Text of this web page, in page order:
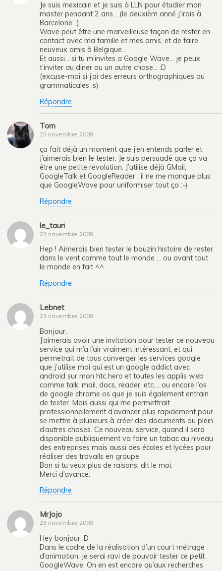
Je suis mexicain et je suis à LLN pour étudier mon
master pendant 2 ans… (le deuxièm anné j’irais à
Barcelone…)
Wave peut être une marveilleuse façon de rester en
contact avec ma famille et mes amis, et de faire
neuveux amis à Belgique…
Et aussi… si tu m’invites a Google Wave… je peux
t’inviter au diner ou un autre chose… :D
(excuse-moi si j’ai des erreurs orthographiques ou
grammaticales :s)
Répondre
Tom
23 novembre 2009
ça fait déjà un moment que j’en entends parler et
j’aimerais bien le tester. Je suis persuadé que ça va
être une petite révolution. J’utilise déjà GMail,
GoogleTalk et GoogleReader : il ne me manque plus
que GoogleWave pour uniformiser tout ça :-)
Répondre
le_tauri
23 novembre 2009
Hep ! Aimerais bien tester le bouzin histoire de rester
dans le vent comme tout le monde … ou avant tout
le monde en fait ^^
Répondre
Lebnet
23 novembre 2009
Bonjour,
J’aimerais avoir une invitation pour tester ce nouveau
service qui m’a l’air vraiment intéressant, et qui
permetrait de tous converger les services google
que j’utilise moi qui est un google addict avec
android sur mon htc hero et toutes les applis web
comme talk, mail, docs, reader, etc…, ou encore l’os
de google chrome os que je suis également entrain
de tester. Mais aussi qui me permettrait
professionnellement d’avancer plus rapidement pour
se mettre à plusieurs à créer des documents ou plein
d’autres choses. Ce nouveau service, quand il sera
disponible publiquement va faire un tabac au niveau
des entreprises mais aussi des écoles et lycées pour
réaliser des travails en groupe.
Bon si tu veux plus de raisons, dit le moi.
Merci d’avance.
Répondre
MrJojo
23 novembre 2009
Hey bonjour :D
Dans le cadre de la réalisation d’un court métrage
d’animation, je serai ravi de pouvoir tester ce petit
GoogleWave. On en est encore qu’aux recherches